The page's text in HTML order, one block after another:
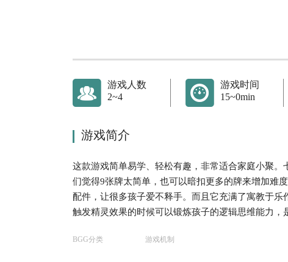
游戏人数
2~4
游戏时间
15~0min
游戏简介
这款游戏简单易学、轻松有趣，非常适合家庭小聚
们觉得9张牌太简单，也可以暗扣更多的牌来增加难
配件，让很多孩子爱不释手。而且它充满了寓教于
触发精灵效果的时候可以锻炼孩子的逻辑思维能力，
BGG分类 游戏机制